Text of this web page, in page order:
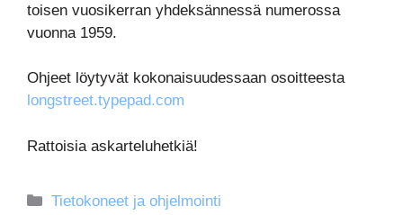
toisen vuosikerran yhdeksännessä numerossa
vuonna 1959.
Ohjeet löytyvät kokonaisuudessaan osoitteesta
longstreet.typepad.com
Rattoisia askarteluhetkiä!
Kategoriat
Tietokoneet ja ohjelmointi